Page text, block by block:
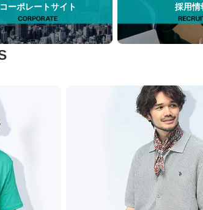
コーポレートサイト 採用情